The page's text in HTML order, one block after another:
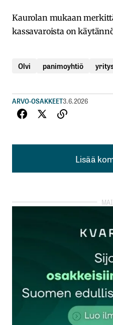
Kaurolan mukaan
kassavaroista on
Olvi panimoyhtiö
ARVO-OSAKKEET3.6.2026
Lisää
Lisää
rekisteröityä
Sähköpostiosoitettasi
kentät on merkitty*